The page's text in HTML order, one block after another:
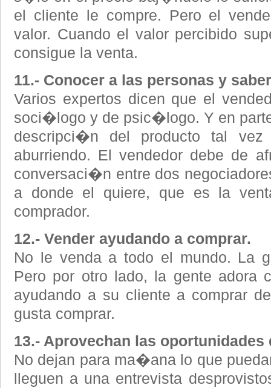
el cliente le compre. Pero el
valor. Cuando el valor percibido
consigue la venta.
11.- Conocer a las personas y
Varios expertos dicen que el
soci�logo y de psic�logo. Y en
descripci�n del producto tal
aburriendo. El vendedor debe de
conversaci�n entre dos
a donde el quiere, que es la
comprador.
12.- Vender ayudando a comprar.
No le venda a todo el mundo. La
Pero por otro lado, la gente adora
ayudando a su cliente a comprar
gusta comprar.
13.- Aprovechan las oportunidades
No dejan para ma�ana lo que
lleguen a una entrevista